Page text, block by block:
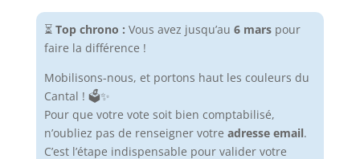
⏳ Top chrono : Vous avez jusqu’au 6 marspour
faire la différence !
Mobilisons-nous, et portons haut les couleurs du
Cantal ! 🗳️✨
Pour que votre vote soit bien comptabilisé,
n’oubliez pas de renseigner votre adresse email.
C’est l’étape indispensable pour valider votre